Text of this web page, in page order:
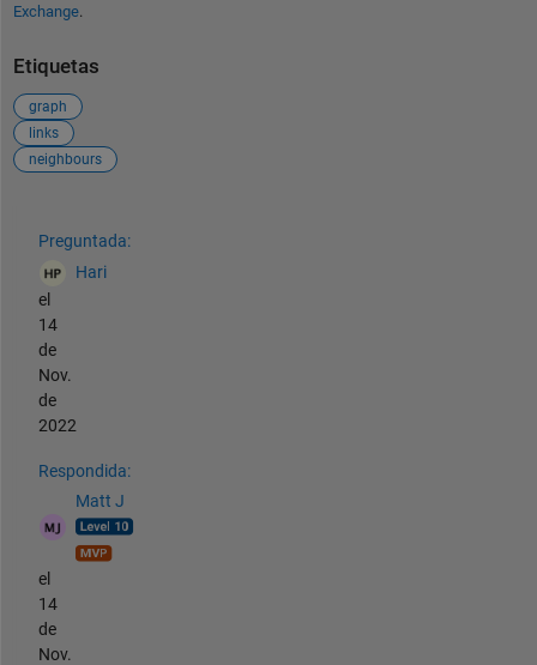
Exchange.
Etiquetas
graph
links
neighbours
Preguntada:
Hari
el
14
de
Nov.
de
2022
Respondida:
Matt J
el
14
de
Nov.